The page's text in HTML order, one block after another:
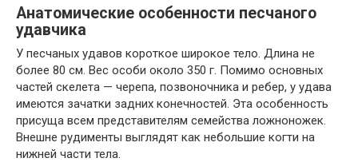
Анатомические особенности песчаного
удавчика
У песчаных удавов короткое широкое тело. Длина не
более 80 см. Вес особи около 350 г. Помимо основных
частей скелета — черепа, позвоночника и ребер, у удава
имеются зачатки задних конечностей. Эта особенность
присуща всем представителям семейства ложноножек.
Внешне рудименты выглядят как небольшие когти на
нижней части тела.